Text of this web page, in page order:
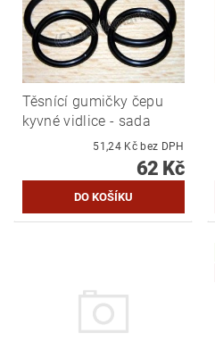
Těsnící gumičky čepu
kyvné vidlice - sada
51,24 Kč bez DPH
62 Kč